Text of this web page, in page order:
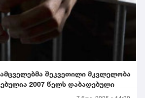
შეკვეთილი მკვლელობა
2007 წელს დაბადებული